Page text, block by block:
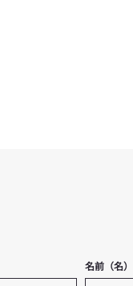
名前（名）